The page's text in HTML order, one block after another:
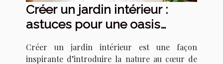
Créer un jardin intérieur :
astuces pour une oasis
Créer un jardin intérieur est une façon
inspirante d’introduire la nature au cœur de